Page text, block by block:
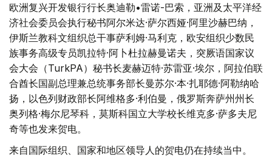
欧洲复兴开发银行行长奥迪勒•雷诺-巴索，亚洲及太平洋经
济社会委员会执行秘书阿尔米达·萨尔西娅·阿里沙赫巴纳，
伊斯兰教科文组织总干事萨利姆·马利克，欧安组织少数民
族事务高级专员凯拉特·阿卜杜拉赫曼诺夫，突厥语国家议
会大会（TurkPA）秘书长麦赫迈特·苏雷亚·埃尔，阿拉伯联
合酋长国副总理兼总统事务部长曼苏尔·本·扎耶德·阿勒纳哈
扬，以色列财政部长阿维格多·利伯曼，俄罗斯奔萨州州长
奥列格·梅尔尼琴科，莫斯科国立大学校长维克多·萨多夫尼
奇等也发来贺电。
来自国际组织、国家和地区领导人的贺电仍在持续当中。